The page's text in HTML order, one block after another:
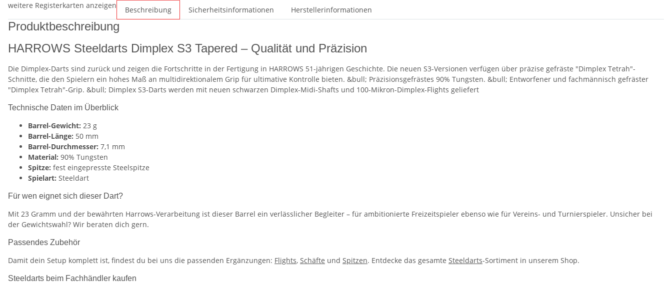
weitere Registerkarten anzeigen Beschreibung Sicherheitsinformationen Herstellerinformationen
Produktbeschreibung
HARROWS Steeldarts Dimplex S3 Tapered – Qualität und Präzision
Die Dimplex-Darts sind zurück und zeigen die Fortschritte in der Fertigung in HARROWS 51-jährigen Geschichte. Die neuen S3-Versionen verfügen über präzise gefräste "Dimplex Tetrah"-
Schnitte, die den Spielern ein hohes Maß an multidirektionalem Grip für ultimative Kontrolle bieten. &bull; Präzisionsgefrästes 90% Tungsten. &bull; Entworfener und fachmännisch gefräster
"Dimplex Tetrah"-Grip. &bull; Dimplex S3-Darts werden mit neuen schwarzen Dimplex-Midi-Shafts und 100-Mikron-Dimplex-Flights geliefert
Technische Daten im Überblick
Barrel-Gewicht: 23 g
Barrel-Länge: 50 mm
Barrel-Durchmesser: 7,1 mm
Material: 90% Tungsten
Spitze: fest eingepresste Steelspitze
Spielart: Steeldart
Für wen eignet sich dieser Dart?
Mit 23 Gramm und der bewährten Harrows-Verarbeitung ist dieser Barrel ein verlässlicher Begleiter – für ambitionierte Freizeitspieler ebenso wie für Vereins- und Turnierspieler. Unsicher bei
der Gewichtswahl? Wir beraten dich gern.
Passendes Zubehör
Damit dein Setup komplett ist, findest du bei uns die passenden Ergänzungen: Flights, Schäfte und Spitzen. Entdecke das gesamte Steeldarts-Sortiment in unserem Shop.
Steeldarts beim Fachhändler kaufen